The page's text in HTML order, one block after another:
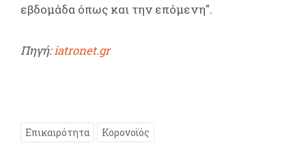
εβδομάδα όπως και την επόμενη".
Πηγή:iatronet.gr
Επικαιρότητα Κορονοϊός